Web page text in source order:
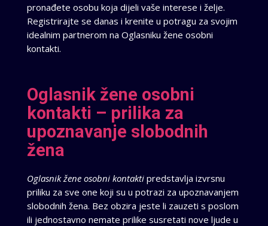
pronađete osobu koja dijeli vaše interese i želje.
Registrirajte se danas i krenite u potragu za svojim
idealnim partnerom na Oglasniku žene osobni
kontakti.
Oglasnik žene osobni
kontakti – prilika za
upoznavanje slobodnih
žena
Oglasnik žene osobni kontaktipredstavlja izvrsnu
priliku za sve one koji su u potrazi za upoznavanjem
slobodnih žena. Bez obzira jeste li zauzeti s poslom
ili jednostavno nemate prilike susretati nove ljude u